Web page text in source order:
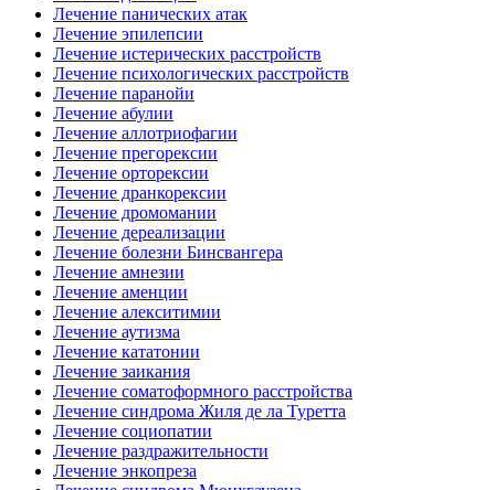
Лечение панических атак
Лечение эпилепсии
Лечение истерических расстройств
Лечение психологических расстройств
Лечение паранойи
Лечение абулии
Лечение аллотриофагии
Лечение прегорексии
Лечение орторексии
Лечение дранкорексии
Лечение дромомании
Лечение дереализации
Лечение болезни Бинсвангера
Лечение амнезии
Лечение аменции
Лечение алекситимии
Лечение аутизма
Лечение кататонии
Лечение заикания
Лечение соматоформного расстройства
Лечение синдрома Жиля де ла Туретта
Лечение социопатии
Лечение раздражительности
Лечение энкопреза